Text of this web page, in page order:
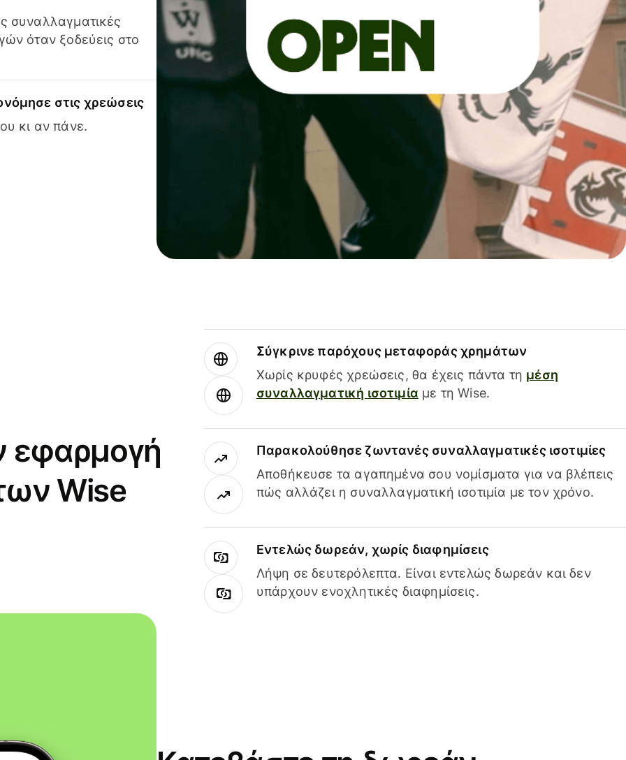
συναλλαγματικές
όταν ξοδεύεις στο
στις χρεώσεις
κι αν πάνε.
εφαρμογή
Wise
Σύγκρινε παρόχους μεταφοράς χρημάτων
Χωρίς κρυφές χρεώσεις, θα έχεις πάντα τη μέση
συναλλαγματική ισοτιμία με τη Wise.
Παρακολούθησε ζωντανές συναλλαγματικές ισοτιμίες
Αποθήκευσε τα αγαπημένα σου νομίσματα για να βλέπεις
πώς αλλάζει η συναλλαγματική ισοτιμία με τον χρόνο.
Εντελώς δωρεάν, χωρίς διαφημίσεις
Λήψη σε δευτερόλεπτα. Είναι εντελώς δωρεάν και δεν
υπάρχουν ενοχλητικές διαφημίσεις.